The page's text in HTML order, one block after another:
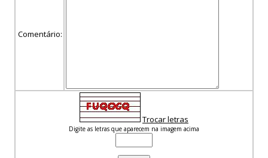
Comentário:
Trocar letras
Digite as letras que aparecem na imagem acima